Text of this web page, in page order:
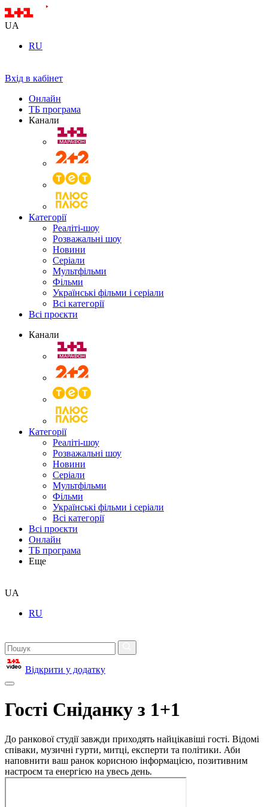
UA
RU
Вхід в кабінет
Онлайн
ТБ програма
Канали
Категорії
Реаліті-шоу
Розважальні шоу
Новини
Серіали
Мультфільми
Фільми
Українські фільми і серіали
Всі категорії
Всі проєкти
Канали
Категорії
Реаліті-шоу
Розважальні шоу
Новини
Серіали
Мультфільми
Фільми
Українські фільми і серіали
Всі категорії
Всі проєкти
Онлайн
ТБ програма
Еще
UA
RU
Відкрити у додатку
Гості Сніданку з 1+1
До ранкової студії завжди приходять найцікавіші гості. Відомі
співаки, музичні гурти, митці, експерти та політики. Аби
наповнити ваш ранок корисною інформацією, позитивним
настроєм та енергією на увесь день.